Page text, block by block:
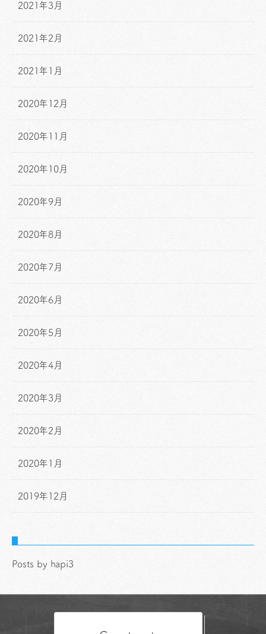
2021年3月
2021年2月
2021年1月
2020年12月
2020年11月
2020年10月
2020年9月
2020年8月
2020年7月
2020年6月
2020年5月
2020年4月
2020年3月
2020年2月
2020年1月
2019年12月
Posts by hapi3